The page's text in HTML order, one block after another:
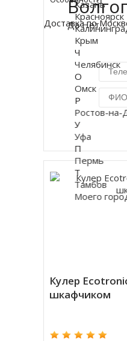
Доставка по
Кулер
шкафчиком
Да Нет
Казань
Красноярск
Крым
Ч
Челябинск
О
Омск
Р
Ростов-на-
У
Уфа
П
Пермь
Т
Тамбов
Моего